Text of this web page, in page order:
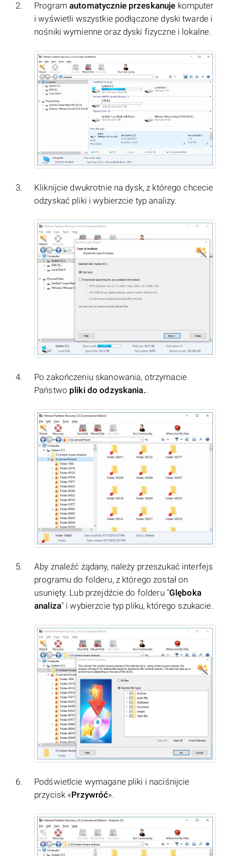
Programautomatycznie przeskanuje komputer
i wyświetli wszystkie podłączone dyski twarde i
nośniki wymienne oraz dyski fizyczne i lokalne.
Kliknijcie dwukrotnie na dysk, z którego chcecie
odzyskać pliki i wybierzcie typ analizy.
Po zakończeniu skanowania, otrzymacie
Państwo pliki do odzyskania..
Aby znaleźć żądany, należy przeszukać interfejs
programu do folderu, z którego został on
usunięty. Lub przejdźcie do folderu "Glęboka
analiza" i wybierzcie typ pliku, którego szukacie.
Podświetlcie wymagane pliki i naciśnijcie
przycisk «Przywróć».